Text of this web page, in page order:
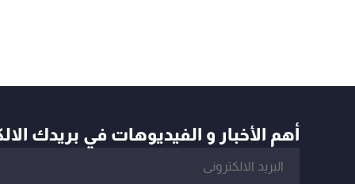
أهم الأخبار و الفيديوهات في بريدك